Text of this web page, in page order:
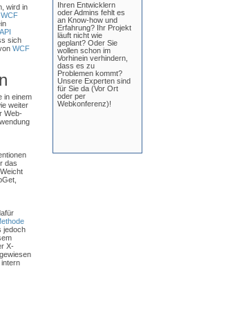
wird in
WCF
sich
WCF
in einem
weiter
Web-
das
jedoch
X-
Ihren Entwicklern
oder Admins fehlt es
an Know-how und
Erfahrung? Ihr Projekt
läuft nicht wie
geplant? Oder Sie
wollen schon im
Vorhinein verhindern,
dass es zu
Problemen kommt?
Unsere Experten sind
für Sie da (Vor Ort
oder per
Webkonferenz)!